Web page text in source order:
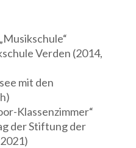
Verden (2014,
mit den
Klassenzimmer“
der Stiftung der